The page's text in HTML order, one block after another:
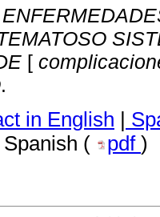
[
.
in English |
Spanish ( pdf )